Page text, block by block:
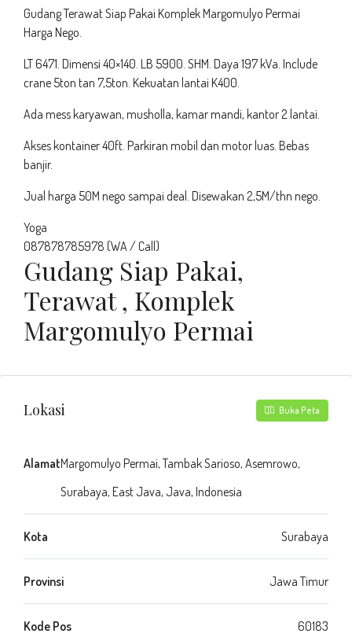
Gudang Terawat Siap Pakai Komplek Margomulyo Permai
Harga Nego.
LT 6471. Dimensi 40×140. LB 5900. SHM. Daya 197 kVa. Include
crane 5ton tan 7,5ton. Kekuatan lantai K400.
Ada mess karyawan, musholla, kamar mandi, kantor 2 lantai.
Akses kontainer 40ft. Parkiran mobil dan motor luas. Bebas
banjir.
Jual harga 50M nego sampai deal. Disewakan 2,5M/thn nego.
Yoga
087878785978 (WA / Call)
Gudang Siap Pakai,
Terawat , Komplek
Margomulyo Permai
Lokasi Buka Peta
AlamatMargomulyo Permai, Tambak Sarioso, Asemrowo,
Surabaya, East Java, Java, Indonesia
Kota Surabaya
Provinsi Jawa Timur
Kode Pos 60183